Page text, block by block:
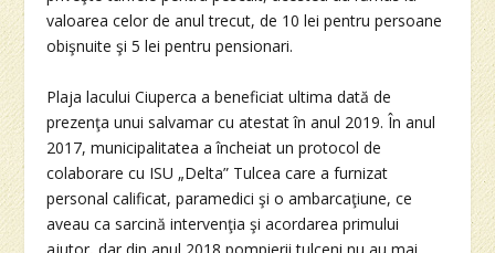
valoarea celor de anul trecut, de 10 lei pentru persoane
obişnuite şi 5 lei pentru pensionari.
Plaja lacului Ciuperca a beneficiat ultima dată de
prezenţa unui salvamar cu atestat în anul 2019. În anul
2017, municipalitatea a încheiat un protocol de
colaborare cu ISU „Delta” Tulcea care a furnizat
personal calificat, paramedici şi o ambarcaţiune, ce
aveau ca sarcină intervenţia şi acordarea primului
ajutor, dar din anul 2018 pompierii tulceni nu au mai